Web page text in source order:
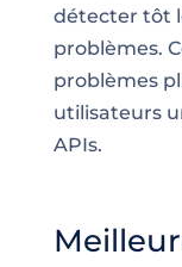
détecter tôt
problèmes.
problèmes
utilisateurs
APIs.